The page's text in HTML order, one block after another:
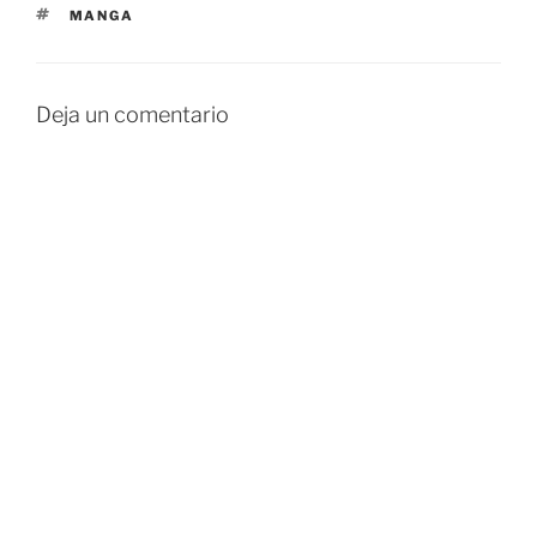
ETIQUETAS
MANGA
Deja un comentario